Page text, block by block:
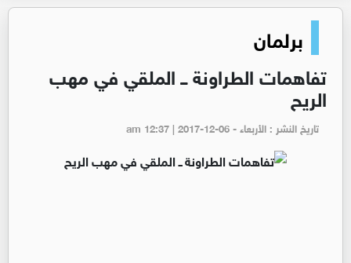
برلمان
تفاهمات الطراونة ــ الملقي في مهب
الريح
تاريخ النشر : الأربعاء - am 12:37 | 2017-12-06